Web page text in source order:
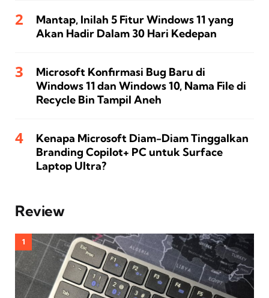
Mantap, Inilah 5 Fitur Windows 11 yang
Akan Hadir Dalam 30 Hari Kedepan
Microsoft Konfirmasi Bug Baru di
Windows 11 dan Windows 10, Nama File di
Recycle Bin Tampil Aneh
Kenapa Microsoft Diam-Diam Tinggalkan
Branding Copilot+ PC untuk Surface
Laptop Ultra?
Review